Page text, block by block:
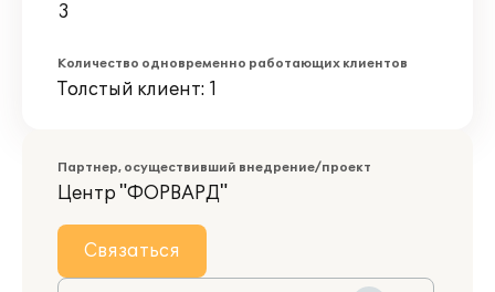
3
Количество одновременно работающих клиентов
Толстый клиент: 1
Партнер, осуществивший внедрение/проект
Центр "ФОРВАРД"
Связаться